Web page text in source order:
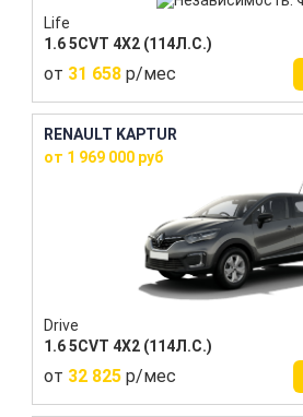
Life
1.6 5CVT 4X2 (114Л.С.)
от 31 658 р/мес
RENAULT KAPTUR
от 1 969 000 руб
Drive
1.6 5CVT 4X2 (114Л.С.)
от 32 825 р/мес